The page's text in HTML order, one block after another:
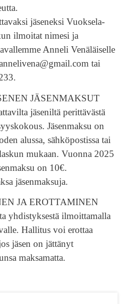
jäseneksi Vuoksela-
ilmoitat nimesi ja
Anneli Venäläiselle
tai
JÄSENMAKSUT
jäseniltä perittävästä
Jäsenmaksu on
alussa, sähköpostissa tai
mukaan. Vuonna 2025
on 10€.
jäsenmaksuja.
JA EROTTAMINEN
yhdistyksestä ilmoittamalla
Hallitus voi erottaa
jäsen on jättänyt
maksamatta.